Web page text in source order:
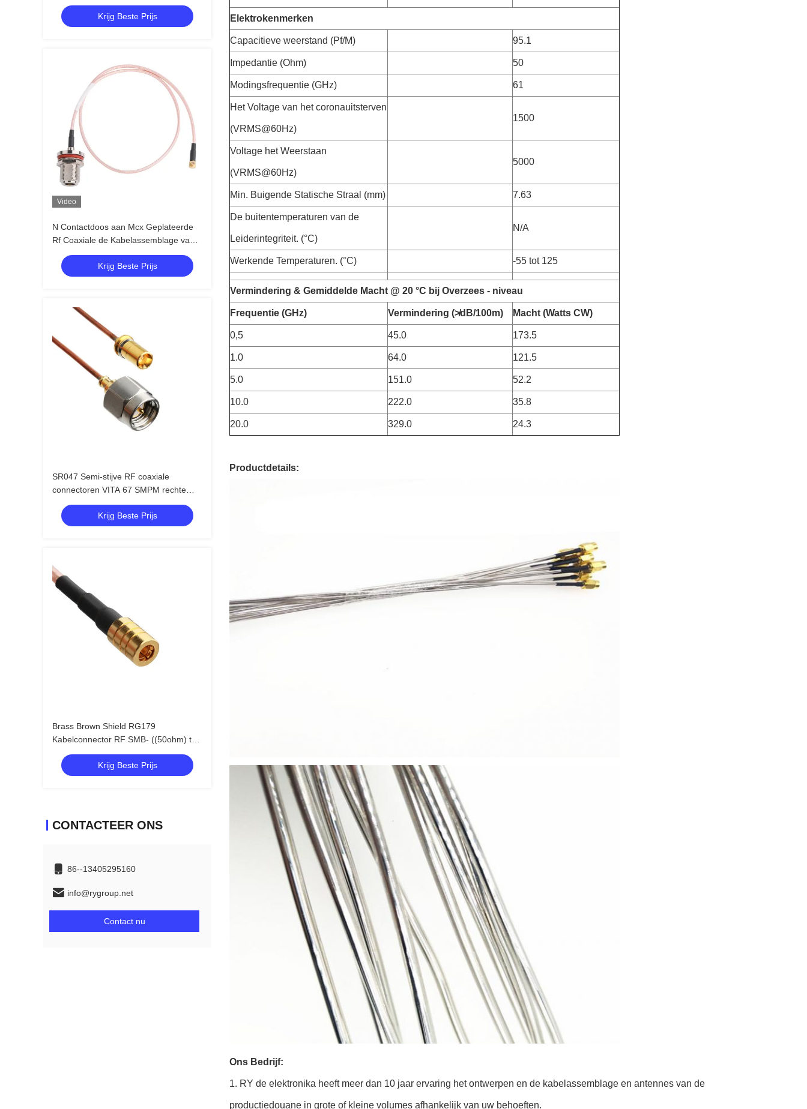
Krijg Beste Prijs
Video
N Contactdoos aan Mcx Geplateerde
Rf Coaxiale de Kabelassemblage van
de Stop Rechte hoek Goud
Krijg Beste Prijs
SR047 Semi-stijve RF coaxiale
connectoren VITA 67 SMPM rechte
stekker naar SMA mannelijke rechte
stekker
Krijg Beste Prijs
Brass Brown Shield RG179
Kabelconnector RF SMB- ((50ohm) tot
SMB-75 ((750hm) Connector
Krijg Beste Prijs
CONTACTEER ONS
86--13405295160
info@rygroup.net
Contact nu
Elektrokenmerken
Capacitieve weerstand (Pf/M) 95.1
Impedantie (Ohm) 50
Modingsfrequentie (GHz) 61
Het Voltage van het coronauitsterven
(VRMS@60Hz)
1500
Voltage het Weerstaan
(VRMS@60Hz)
5000
Min. Buigende Statische Straal (mm) 7.63
De buitentemperaturen van de
Leiderintegriteit. (°C)
N/A
Werkende Temperaturen. (°C) -55 tot 125
Vermindering & Gemiddelde Macht @ 20 °C bij Overzees - niveau
Frequentie (GHz) Vermindering (≯dB/100m) Macht (Watts CW)
0,5 45.0 173.5
1.0 64.0 121.5
5.0 151.0 52.2
10.0 222.0 35.8
20.0 329.0 24.3
Productdetails:
Ons Bedrijf:
1. RY de elektronika heeft meer dan 10 jaar ervaring het ontwerpen en de kabelassemblage en antennes van de
productiedouane in grote of kleine volumes afhankelijk van uw behoeften.